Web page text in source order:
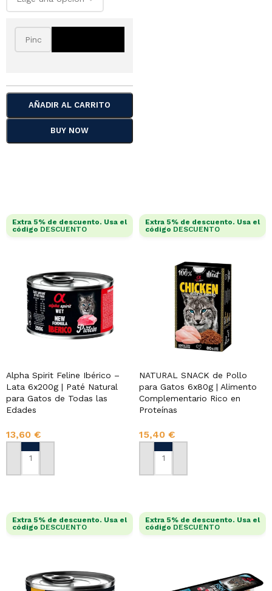
AÑADIR AL CARRITO
BUY NOW
Extra 5% de descuento. Usa el
código DESCUENTO
Alpha Spirit Feline Ibérico –
Lata 6x200g | Paté Natural
para Gatos de Todas las
Edades
13,60 €
AÑADIR AL CARRITO
Extra 5% de descuento. Usa el
código DESCUENTO
NATURAL SNACK de Pollo
para Gatos 6x80g | Alimento
Complementario Rico en
Proteínas
15,40 €
AÑADIR AL CARRITO
Extra 5% de descuento. Usa el
código DESCUENTO
Extra 5% de descuento. Usa el
código DESCUENTO